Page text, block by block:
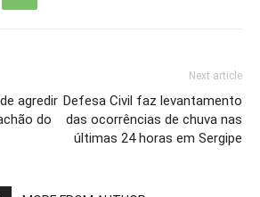
agredir
do
Next article
Defesa Civil faz levantamento
das ocorrências de chuva nas
últimas 24 horas em Sergipe